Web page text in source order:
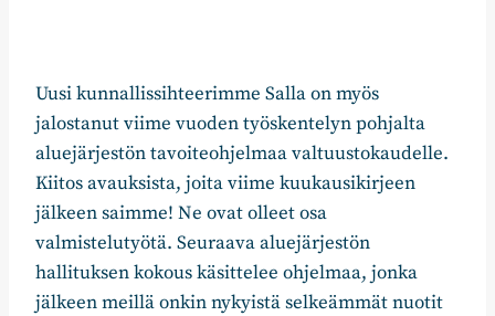
Uusi kunnallissihteerimme Salla on myös
jalostanut viime vuoden työskentelyn pohjalta
aluejärjestön tavoiteohjelmaa valtuustokaudelle.
Kiitos avauksista, joita viime kuukausikirjeen
jälkeen saimme! Ne ovat olleet osa
valmistelutyötä. Seuraava aluejärjestön
hallituksen kokous käsittelee ohjelmaa, jonka
jälkeen meillä onkin nykyistä selkeämmät nuotit